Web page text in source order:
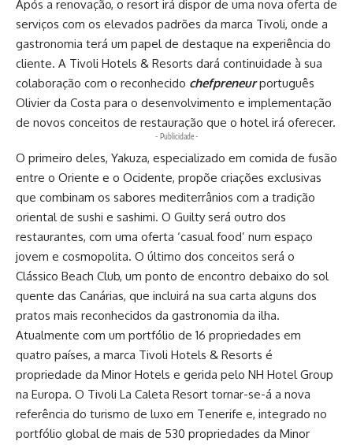
Após a renovação, o resort irá dispor de uma nova oferta de
serviços com os elevados padrões da marca Tivoli, onde a
gastronomia terá um papel de destaque na experiência do
cliente. A Tivoli Hotels & Resorts dará continuidade à sua
colaboração com o reconhecido chefpreneurportuguês
Olivier da Costa para o desenvolvimento e implementação
de novos conceitos de restauração que o hotel irá oferecer.
- Publicidade -
O primeiro deles, Yakuza, especializado em comida de fusão
entre o Oriente e o Ocidente, propõe criações exclusivas
que combinam os sabores mediterrânios com a tradição
oriental de sushi e sashimi. O Guilty será outro dos
restaurantes, com uma oferta ‘casual food’ num espaço
jovem e cosmopolita. O último dos conceitos será o
Clássico Beach Club, um ponto de encontro debaixo do sol
quente das Canárias, que incluirá na sua carta alguns dos
pratos mais reconhecidos da gastronomia da ilha.
Atualmente com um portfólio de 16 propriedades em
quatro países, a marca Tivoli Hotels & Resorts é
propriedade da Minor Hotels e gerida pelo NH Hotel Group
na Europa. O Tivoli La Caleta Resort tornar-se-á a nova
referência do turismo de luxo em Tenerife e, integrado no
portfólio global de mais de 530 propriedades da Minor